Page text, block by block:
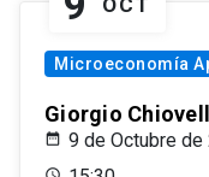
OCT
Microeconomía
Giorgio
9 de Octubre de